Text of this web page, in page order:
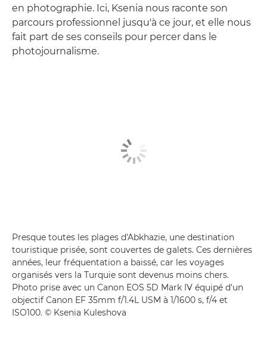
en photographie. Ici, Ksenia nous raconte son
parcours professionnel jusqu'à ce jour, et elle nous
fait part de ses conseils pour percer dans le
photojournalisme.
Presque toutes les plages d'Abkhazie, une destination
touristique prisée, sont couvertes de galets. Ces dernières
années, leur fréquentation a baissé, car les voyages
organisés vers la Turquie sont devenus moins chers.
Photo prise avec un Canon EOS 5D Mark IV équipé d'un
objectif Canon EF 35mm f/1.4L USM à 1/1600 s, f/4 et
ISO100. © Ksenia Kuleshova